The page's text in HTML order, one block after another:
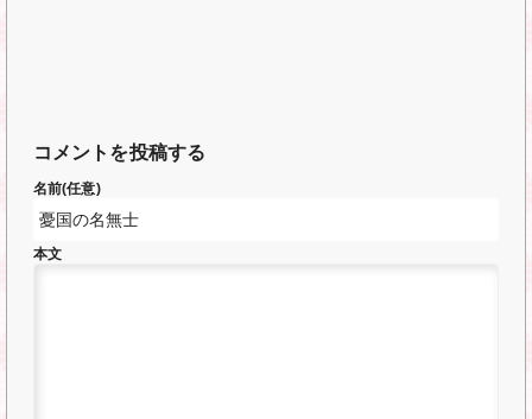
コメントを投稿する
名前(任意)
本文